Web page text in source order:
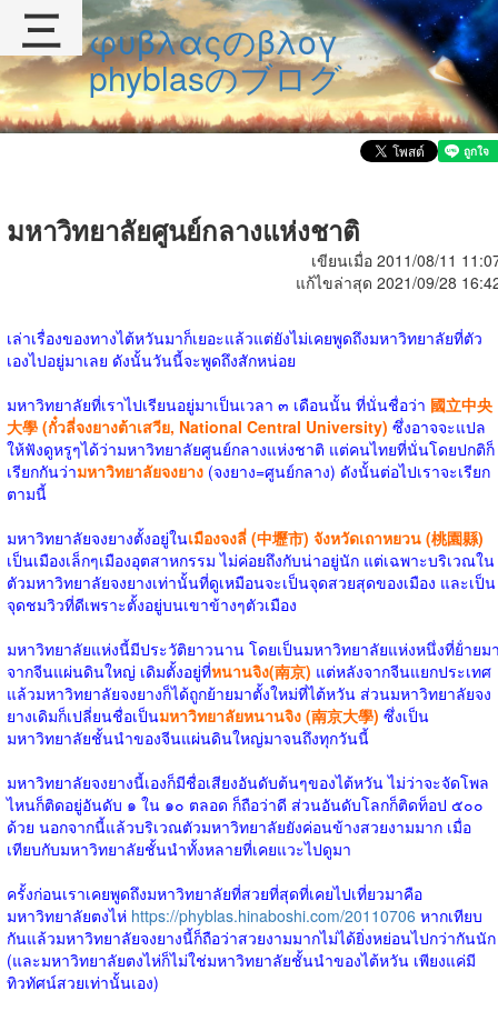
φυβλαςのβλογ
phyblasのブログ
มหาวิทยาลัยศูนย์กลางแห่งชาติ
เขียนเมื่อ 2011/08/11
แก้ไขล่าสุด 2021/09/28
เล่าเรื่องของทางไต้หวันมาก็เยอะแล้วแต่ยังไม่เคยพูดถึงมหาวิทยาลัยที่ตัว
เองไปอยู่มาเลย ดังนั้นวันนี้จะพูดถึงสักหน่อย
มหาวิทยาลัยที่เราไปเรียนอยู่มาเป็นเวลา ๓ เดือนนั้น ที่นั่นชื่อว่า 國立中央
大學 (กั๋วลี่จงยางต้าเสวีย, National Central University) ซึ่งอาจจะแปล
ให้ฟังดูหรูๆได้ว่ามหาวิทยาลัยศูนย์กลางแห่งชาติ แต่คนไทยที่นั่นโดยปกติก็
เรียกกันว่ามหาวิทยาลัยจงยาง (จงยาง=ศูนย์กลาง) ดังนั้นต่อไปเราจะเรียก
ตามนี้
มหาวิทยาลัยจงยางตั้งอยู่ในเมืองจงลี่ (中壢市) จังหวัดเถาหยวน (桃園縣)
เป็นเมืองเล็กๆเมืองอุตสาหกรรม ไม่ค่อยถึงกับน่าอยู่นัก แต่เฉพาะบริเวณใน
ตัวมหาวิทยาลัยจงยางเท่านั้นที่ดูเหมือนจะเป็นจุดสวยสุดของเมือง และเป็น
จุดชมวิวที่ดีเพราะตั้งอยู่บนเขาข้างๆตัวเมือง
มหาวิทยาลัยแห่งนี้มีประวัติยาวนาน โดยเป็นมหาวิทยาลัยแห่งหนึ่งที่ย้่ายม
จากจีนแผ่นดินใหญ่ เดิมตั้งอยู่ที่หนานจิง(南京) แต่หลังจากจีนแยกประเทศ
แล้วมหาวิทยาลัยจงยางก็ได้ถูกย้ายมาตั้งใหม่ที่ไต้หวัน ส่วนมหาวิทยาลัยจง
ยางเดิมก็เปลี่ยนชื่อเป็นมหาวิทยาลัยหนานจิง (南京大學) ซึ่งเป็น
มหาวิทยาลัยชั้นนำของจีนแผ่นดินใหญ่มาจนถึงทุกวันนี้
มหาวิทยาลัยจงยางนี้เองก็มีชื่อเสียงอันดับต้นๆของไต้หวัน ไม่ว่าจะจัดโพล
ไหนก็ติดอยู่อันดับ ๑ ใน ๑๐ ตลอด ก็ถือว่าดี ส่วนอันดับโลกก็ติดท็อป ๕๐๐
ด้วย นอกจากนี้แล้วบริเวณตัวมหาวิทยาลัยยังค่อนข้างสวยงามมาก เมื่อ
เทียบกับมหาวิทยาลัยชั้นนำทั้งหลายที่เคยแวะไปดูมา
ครั้งก่อนเราเคยพูดถึงมหาวิทยาลัยที่สวยที่สุดที่เคยไปเที่ยวมาคือ
มหาวิทยาลัยตงไห่ https://phyblas.hinaboshi.com/20110706 หากเทียบ
กันแล้วมหาวิทยาลัยจงยางนี้ก็ถือว่าสวยงามมากไม่ได้ยิ่งหย่อนไปกว่ากันนัก
(และมหาวิทยาลัยตงไห่ก็ไม่ใช่มหาวิทยาลัยชั้นนำของไต้หวัน เพียงแค่มี
ทิวทัศน์สวยเท่านั้นเอง)
三